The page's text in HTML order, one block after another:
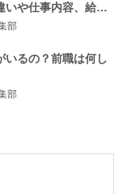
いや仕事内容、給料
部
いるの？前職は何し
部